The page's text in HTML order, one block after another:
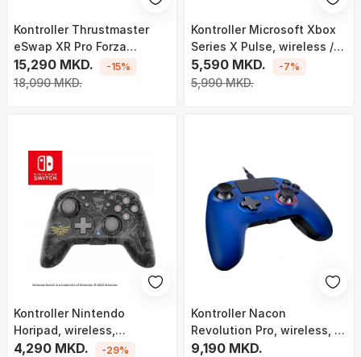
Kontroller Thrustmaster
eSwap XR Pro Forza
Horizon 5, me kabllo, i
bardhë
15,290 MKD.
18,090 MKD.
-15%
Kontroller Microsoft Xbox
Series X Pulse, wireless /
me kabllo, i kuq
5,590 MKD.
5,990 MKD.
-7%
Kontroller Nintendo
Horipad, wireless,
shumëngjyrësh
4,290 MKD. -29%
Kontroller Nacon
Revolution Pro, wireless, i
kaltër
9,190 MKD.